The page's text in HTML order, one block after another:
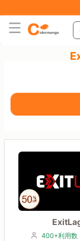
400+利用数